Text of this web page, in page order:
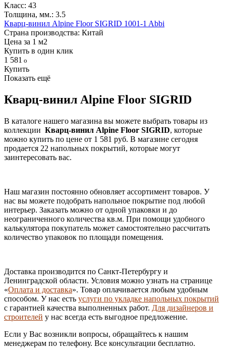
Класс: 43
Толщина, мм.: 3.5
Кварц-винил Alpine Floor SIGRID 1001-1 Abbi
Страна производства: Китай
Цена за 1 м2
Купить в один клик
1 581
Купить
Показать ещё
Кварц-винил Alpine Floor SIGRID
В каталоге нашего магазина вы можете выбрать товары из
коллекции Кварц-винил Alpine Floor SIGRID, которые
можно купить по цене от 1 581 руб. В магазине сегодня
продается 22 напольных покрытий, которые могут
заинтересовать вас.
Наш магазин постоянно обновляет ассортимент товаров. У
нас вы можете подобрать напольное покрытие под любой
интерьер. Заказать можно от одной упаковки и до
неограниченного количества кв.м. При помощи удобного
калькулятора покупатель может самостоятельно рассчитать
количество упаковок по площади помещения.
Доставка производится по Санкт-Петербургу и
Ленинградской области. Условия можно узнать на странице
«Оплата и доставка». Товар оплачивается любым удобным
способом. У нас есть услуги по укладке напольных покрытий
с гарантией качества выполненных работ. Для дизайнеров и
строителей у нас всегда есть выгодное предложение.
Если у Вас возникли вопросы, обращайтесь к нашим
менеджерам по телефону. Все консультации бесплатно.